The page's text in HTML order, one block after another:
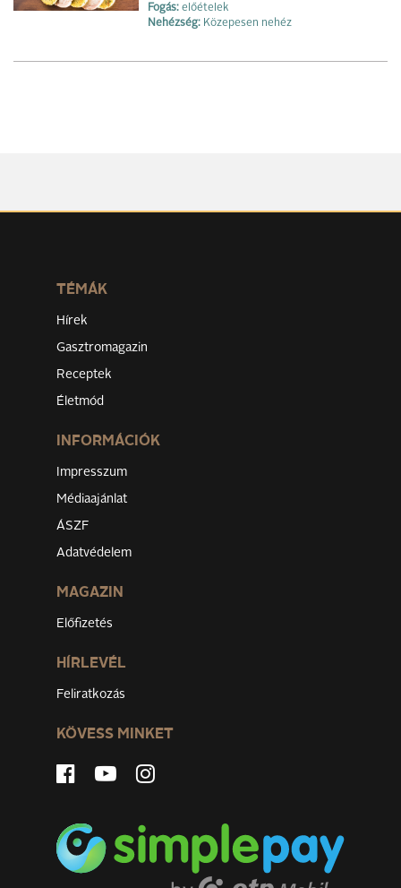
Fogás: előételek
Nehézség: Közepesen nehéz
TÉMÁK
Hírek
Gasztromagazin
Receptek
Életmód
INFORMÁCIÓK
Impresszum
Médiaajánlat
ÁSZF
Adatvédelem
MAGAZIN
Előfizetés
HÍRLEVÉL
Feliratkozás
KÖVESS MINKET